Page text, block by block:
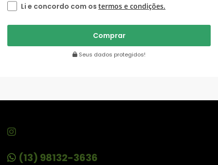
Li e concordo com os termos e condições.
Seus dados protegidos!
(13) 98132-3636